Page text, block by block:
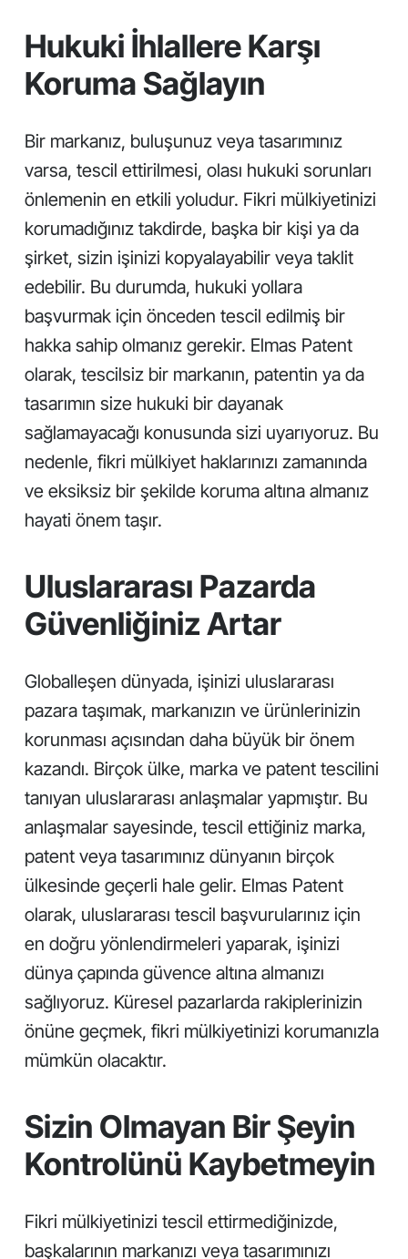
Hukuki İhlallere Karşı
Koruma Sağlayın
Bir markanız, buluşunuz veya tasarımınız
varsa, tescil ettirilmesi, olası hukuki sorunları
önlemenin en etkili yoludur. Fikri mülkiyetinizi
korumadığınız takdirde, başka bir kişi ya da
şirket, sizin işinizi kopyalayabilir veya taklit
edebilir. Bu durumda, hukuki yollara
başvurmak için önceden tescil edilmiş bir
hakka sahip olmanız gerekir. Elmas Patent
olarak, tescilsiz bir markanın, patentin ya da
tasarımın size hukuki bir dayanak
sağlamayacağı konusunda sizi uyarıyoruz. Bu
nedenle, fikri mülkiyet haklarınızı zamanında
ve eksiksiz bir şekilde koruma altına almanız
hayati önem taşır.
Uluslararası Pazarda
Güvenliğiniz Artar
Globalleşen dünyada, işinizi uluslararası
pazara taşımak, markanızın ve ürünlerinizin
korunması açısından daha büyük bir önem
kazandı. Birçok ülke, marka ve patent tescilini
tanıyan uluslararası anlaşmalar yapmıştır. Bu
anlaşmalar sayesinde, tescil ettiğiniz marka,
patent veya tasarımınız dünyanın birçok
ülkesinde geçerli hale gelir. Elmas Patent
olarak, uluslararası tescil başvurularınız için
en doğru yönlendirmeleri yaparak, işinizi
dünya çapında güvence altına almanızı
sağlıyoruz. Küresel pazarlarda rakiplerinizin
önüne geçmek, fikri mülkiyetinizi korumanızla
mümkün olacaktır.
Sizin Olmayan Bir Şeyin
Kontrolünü Kaybetmeyin
Fikri mülkiyetinizi tescil ettirmediğinizde,
başkalarının markanızı veya tasarımınızı